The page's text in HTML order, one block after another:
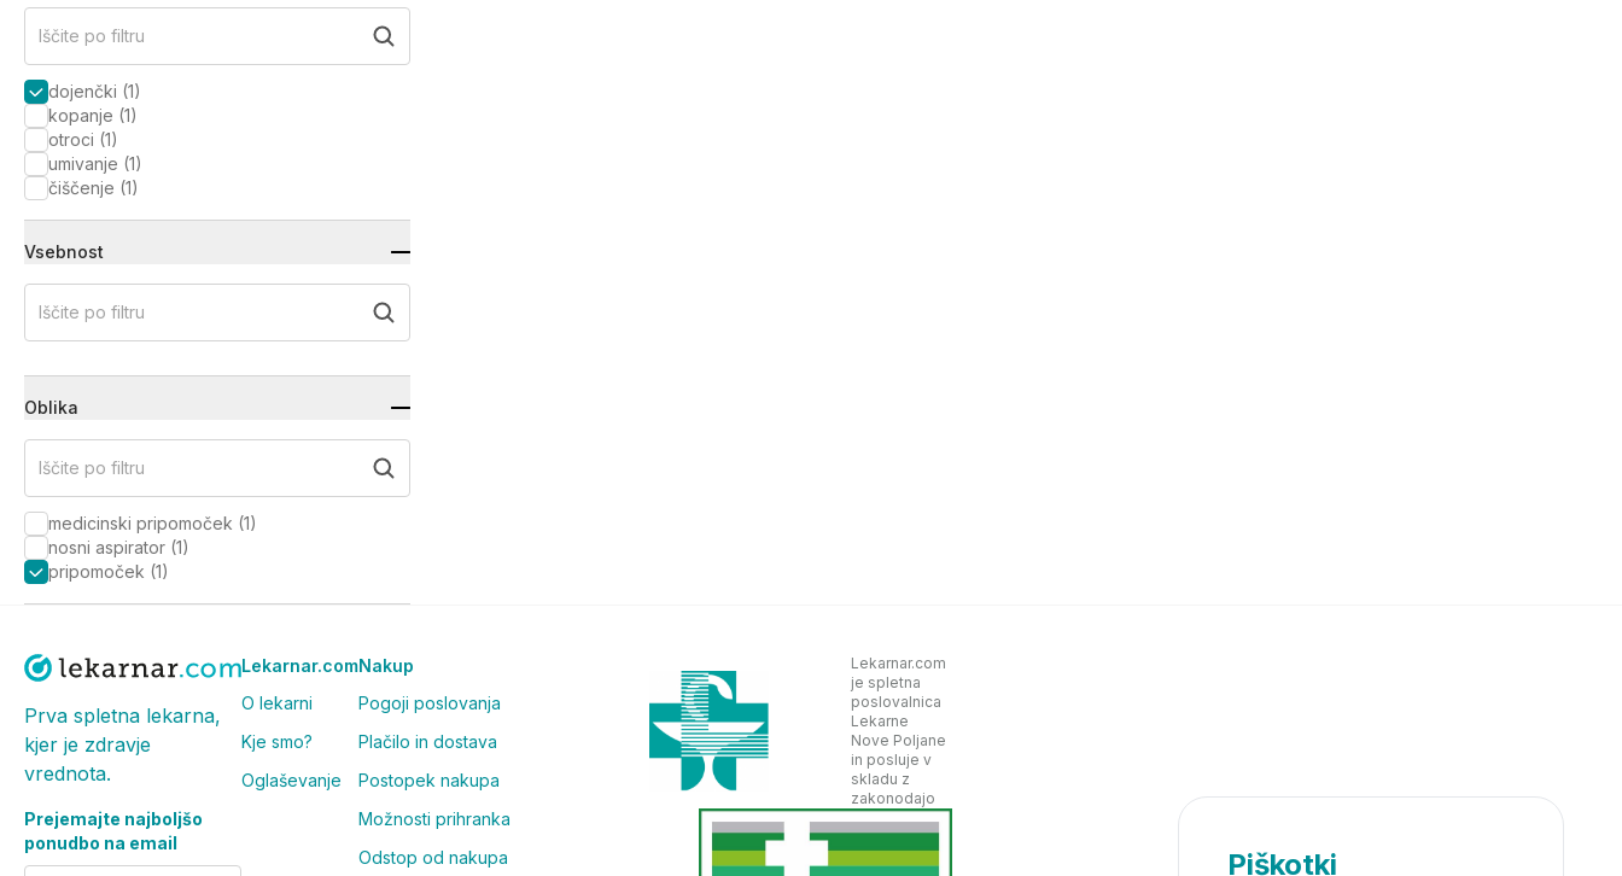
Iščite po filtru
dojenčki (1)
kopanje (1)
otroci (1)
umivanje (1)
čiščenje (1)
Vsebnost
Iščite po filtru
Oblika
Iščite po filtru
medicinski pripomoček (1)
nosni aspirator (1)
pripomoček (1)
Prva spletna lekarna,
kjer je zdravje
vrednota.
Prejemajte najboljšo
ponudbo na email
Lekarnar.com
O lekarni
Kje smo?
Oglaševanje
Nakup
Pogoji poslovanja
Plačilo in dostava
Postopek nakupa
Možnosti prihranka
Odstop od nakupa
Lekarnar.com
je spletna
poslovalnica
Lekarne
Nove Poljane
in posluje v
skladu z
zakonodajo
Piškotki